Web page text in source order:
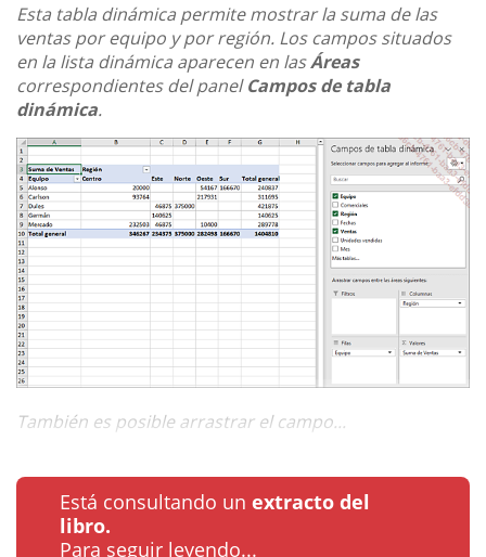
Esta tabla dinámica permite mostrar la suma de las
ventas por equipo y por región. Los campos situados
en la lista dinámica aparecen en lasÁreas
correspondientes del panelCampos de tabla
dinámica.
También es posible arrastrar el campo...
Está consultando un extracto del
libro.
Para seguir leyendo...